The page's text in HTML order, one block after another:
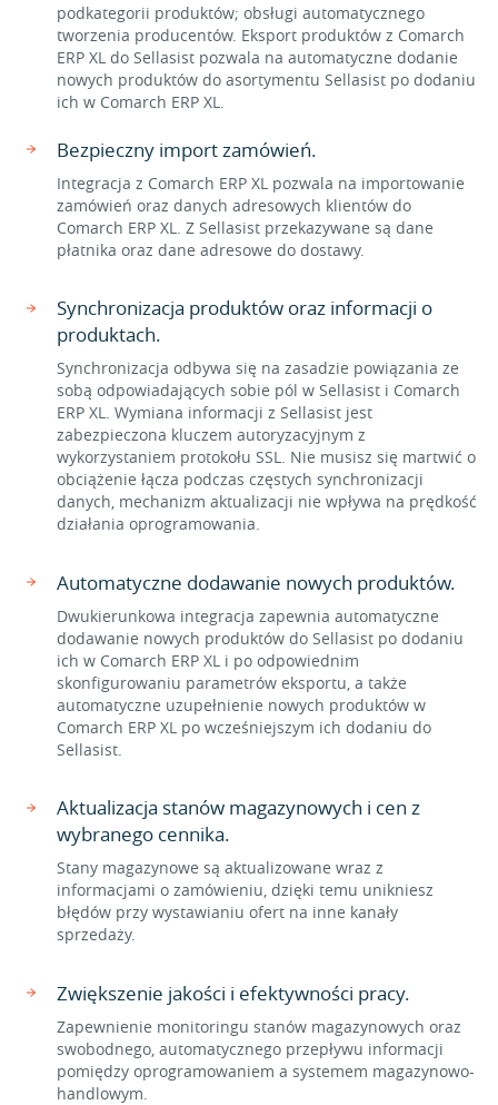
podkategorii produktów; obsługi automatycznego
tworzenia producentów. Eksport produktów z Comarch
ERP XL do Sellasist pozwala na automatyczne dodanie
nowych produktów do asortymentu Sellasist po dodaniu
ich w Comarch ERP XL.
Bezpieczny import zamówień.
Integracja z Comarch ERP XL pozwala na importowanie
zamówień oraz danych adresowych klientów do
Comarch ERP XL. Z Sellasist przekazywane są dane
płatnika oraz dane adresowe do dostawy.
Synchronizacja produktów oraz informacji o
produktach.
Synchronizacja odbywa się na zasadzie powiązania ze
sobą odpowiadających sobie pól w Sellasist i Comarch
ERP XL. Wymiana informacji z Sellasist jest
zabezpieczona kluczem autoryzacyjnym z
wykorzystaniem protokołu SSL. Nie musisz się martwić o
obciążenie łącza podczas częstych synchronizacji
danych, mechanizm aktualizacji nie wpływa na prędkość
działania oprogramowania.
Automatyczne dodawanie nowych produktów.
Dwukierunkowa integracja zapewnia automatyczne
dodawanie nowych produktów do Sellasist po dodaniu
ich w Comarch ERP XL i po odpowiednim
skonfigurowaniu parametrów eksportu, a także
automatyczne uzupełnienie nowych produktów w
Comarch ERP XL po wcześniejszym ich dodaniu do
Sellasist.
Aktualizacja stanów magazynowych i cen z
wybranego cennika.
Stany magazynowe są aktualizowane wraz z
informacjami o zamówieniu, dzięki temu unikniesz
błędów przy wystawianiu ofert na inne kanały
sprzedaży.
Zwiększenie jakości i efektywności pracy.
Zapewnienie monitoringu stanów magazynowych oraz
swobodnego, automatycznego przepływu informacji
pomiędzy oprogramowaniem a systemem magazynowo-
handlowym.